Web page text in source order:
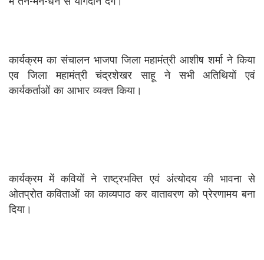
कार्यक्रम का संचालन भाजपा जिला महामंत्री आशीष शर्मा ने किया
एव जिला महामंत्री चंद्रशेखर साहू ने सभी अतिथियों एवं
कार्यकर्ताओं का आभार व्यक्त किया।
कार्यक्रम में कवियों ने राष्ट्रभक्ति एवं अंत्योदय की भावना से
ओतप्रोत कविताओं का काव्यपाठ कर वातावरण को प्रेरणामय बना
दिया।